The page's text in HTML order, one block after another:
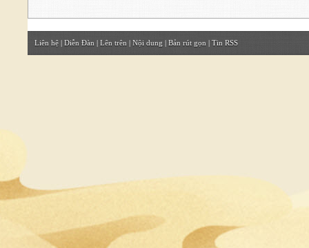
Liên hệ | Diễn Đàn | Lên trên | Nội dung | Bản rút gọn | Tin RSS